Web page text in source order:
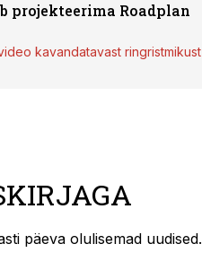
projekteerima Roadplan
kavandatavast ringristmikust
päeva olulisemad uudised.